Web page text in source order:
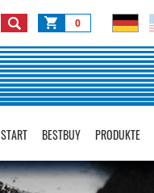
0
START BESTBUY PRODUKTE